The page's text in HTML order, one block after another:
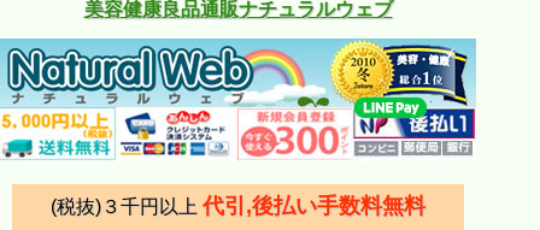
美容健康良品通販ナチュラルウェブ
(税抜)３千円以上 代引,後払い手数料無料